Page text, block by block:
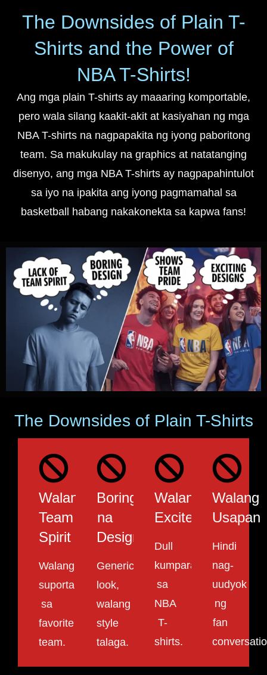
The Downsides of Plain T-
Shirts and the Power of
NBA T-Shirts!
Ang mga plain T-shirts ay maaaring komportable,
pero wala silang kaakit-akit at kasiyahan ng mga
NBA T-shirts na nagpapakita ng iyong paboritong
team. Sa makukulay na graphics at natatanging
disenyo, ang mga NBA T-shirts ay nagpapahintulot
sa iyo na ipakita ang iyong pagmamahal sa
basketball habang nakakonekta sa kapwa fans!
The Downsides of Plain T-Shirts
Walang
Team
Spirit
Walang
suporta
sa
favorite
team.
Boring
na
Design
Generic
look,
walang
style
talaga.
Walang
Excitement
Dull
kumpara
sa
NBA
T-
shirts.
Walang
Usapan
Hindi
nag-
uudyok
ng
fan